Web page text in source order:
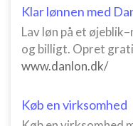
Klar lønnen med
Lav løn på et
og billigt. Opret
www.danlon.dk/
Køb en virksomhed